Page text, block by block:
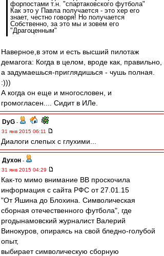
форпостами т.н. "спартаковского футбола"
Как это у Павла получается - это хер его
знает, честно говоря! Но получается
Собственно, за это мы и зовем его
"Драгоценным"
Наверное,в этом и есть высший пилотаж
демагога: Когда в целом, вроде как, правильно,
а задумаешься-приглядишься - чушь полная.
:)))
А когда он еще и многословен, и
громогласен.... Сидит в ИЛе.
DyG -
31 янв 2015 06:11
Диалоги слепых с глухими...
Духон -
31 янв 2015 04:29
Как-то мимо внимание ВВ проскочила
информация с сайта РФС от 27.01.15
"От Яшина до Блохина. Символическая
сборная отечественного футбола", где
proдынамовский журналист Валерий
Винокуров, опираясь на свой бледно-голубой
опыт,
выбирает символическую сборную